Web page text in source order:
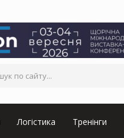
Логістика Тренінги